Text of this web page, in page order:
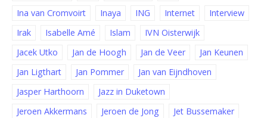
Ina van Cromvoirt
Inaya ING Internet
Interview
Irak
Isabelle Amé Islam
IVN Oisterwijk
Jacek Utko
Jan de Hoogh Jan de Veer
Jan Keunen
Jan Ligthart
Jan Pommer
Jan van Eijndhoven
Jasper Harthoorn
Jazz in Duketown
Jeroen Akkermans
Jeroen de Jong
Jet Bussemaker